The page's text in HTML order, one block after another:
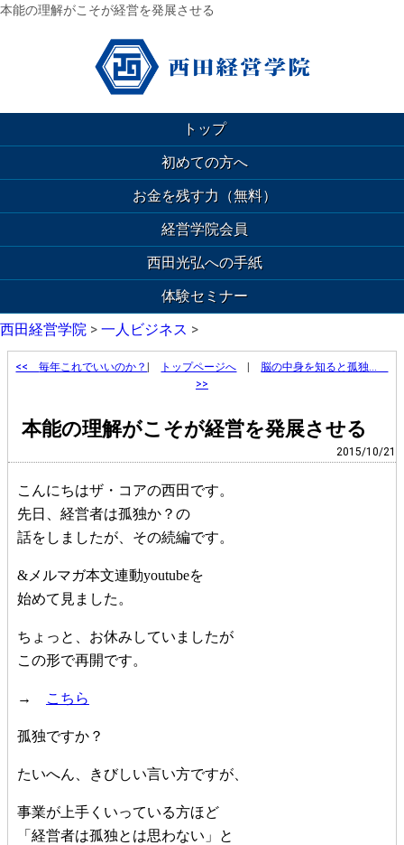
本能の理解がこそが経営を発展させる
トップ
初めての方へ
お金を残す力（無料）
経営学院会員
西田光弘への手紙
体験セミナー
西田経営学院 > 一人ビジネス >
<<毎年これでいいのか？ トップページへ
脳の中身を知ると孤独…
>>
本能の理解がこそが経営を発展させる
2015/10/21
こんにちはザ・コアの西田です。
先日、経営者は孤独か？の
話をしましたが、その続編です。
&メルマガ本文連動youtubeを
始めて見ました。
ちょっと、お休みしていましたが
この形で再開です。
→ こちら
孤独ですか？
たいへん、きびしい言い方ですが、
事業が上手くいっている方ほど
「経営者は孤独とは思わない」と